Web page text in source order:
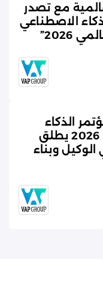
مع تصدر
الاصطناعي
الذكاء
الاصطناعي العالمي بالرياض 2026 يطلق
وبناء